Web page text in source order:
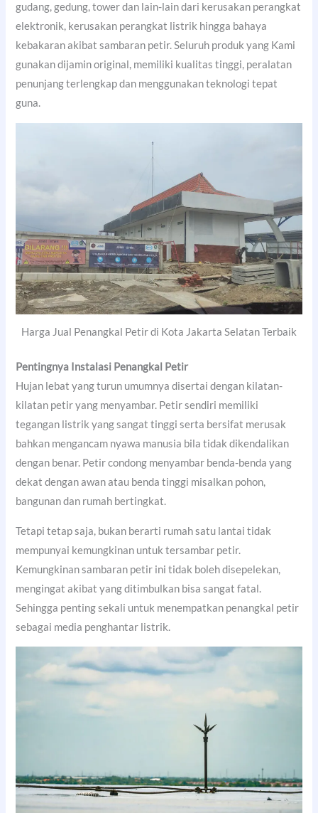
gudang, gedung, tower dan lain-lain dari kerusakan perangkat
elektronik, kerusakan perangkat listrik hingga bahaya
kebakaran akibat sambaran petir. Seluruh produk yang Kami
gunakan dijamin original, memiliki kualitas tinggi, peralatan
penunjang terlengkap dan menggunakan teknologi tepat
guna.
Harga Jual Penangkal Petir di Kota Jakarta Selatan Terbaik
Pentingnya Instalasi Penangkal Petir
Hujan lebat yang turun umumnya disertai dengan kilatan-
kilatan petir yang menyambar. Petir sendiri memiliki
tegangan listrik yang sangat tinggi serta bersifat merusak
bahkan mengancam nyawa manusia bila tidak dikendalikan
dengan benar. Petir condong menyambar benda-benda yang
dekat dengan awan atau benda tinggi misalkan pohon,
bangunan dan rumah bertingkat.
Tetapi tetap saja, bukan berarti rumah satu lantai tidak
mempunyai kemungkinan untuk tersambar petir.
Kemungkinan sambaran petir ini tidak boleh disepelekan,
mengingat akibat yang ditimbulkan bisa sangat fatal.
Sehingga penting sekali untuk menempatkan penangkal petir
sebagai media penghantar listrik.